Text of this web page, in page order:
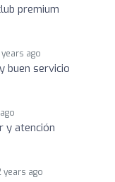
premium
years ago
buen servicio
y atención
years ago